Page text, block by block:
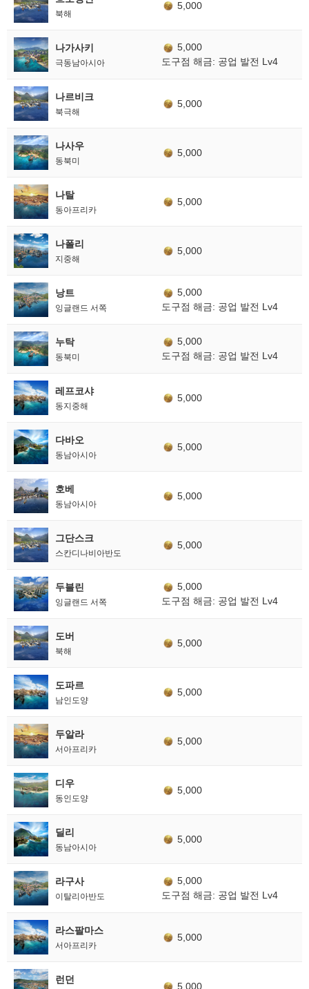
북해
5,000
나가사키
극동남아시아
5,000
도구점 해금: 공업 발전 Lv4
나르비크
북극해
5,000
나사우
동북미
5,000
나탈
동아프리카
5,000
나폴리
지중해
5,000
낭트
잉글랜드 서쪽
5,000
도구점 해금: 공업 발전 Lv4
누탁
동북미
5,000
도구점 해금: 공업 발전 Lv4
레프코샤
동지중해
5,000
다바오
동남아시아
5,000
호베
동남아시아
5,000
그단스크
스칸디나비아반도
5,000
두블린
잉글랜드 서쪽
5,000
도구점 해금: 공업 발전 Lv4
도버
북해
5,000
도파르
남인도양
5,000
두알라
서아프리카
5,000
디우
동인도양
5,000
딜리
동남아시아
5,000
라구사
이탈리아반도
5,000
도구점 해금: 공업 발전 Lv4
라스팔마스
서아프리카
5,000
런던
5,000